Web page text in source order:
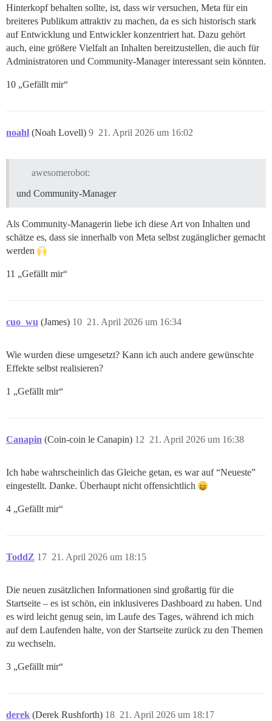
Hinterkopf behalten sollte, ist, dass wir versuchen, Meta für ein
breiteres Publikum attraktiv zu machen, da es sich historisch stark
auf Entwicklung und Entwickler konzentriert hat. Dazu gehört
auch, eine größere Vielfalt an Inhalten bereitzustellen, die auch für
Administratoren und Community-Manager interessant sein könnten.
10 „Gefällt mir“
noahl (Noah Lovell) 21. April 2026 um 16:02
9
awesomerobot:
und Community-Manager
Als Community-Managerin liebe ich diese Art von Inhalten und
schätze es, dass sie innerhalb von Meta selbst zugänglicher gemacht
werden
11 „Gefällt mir“
cuo_wu (James) 21. April 2026 um 16:34
10
Wie wurden diese umgesetzt? Kann ich auch andere gewünschte
Effekte selbst realisieren?
1 „Gefällt mir“
Canapin (Coin-coin le Canapin) 21. April 2026 um 16:38
12
Ich habe wahrscheinlich das Gleiche getan, es war auf “Neueste”
eingestellt. Danke. Überhaupt nicht offensichtlich
4 „Gefällt mir“
ToddZ 21. April 2026 um 18:15
17
Die neuen zusätzlichen Informationen sind großartig für die
Startseite – es ist schön, ein inklusiveres Dashboard zu haben. Und
es wird leicht genug sein, im Laufe des Tages, während ich mich
auf dem Laufenden halte, von der Startseite zurück zu den Themen
zu wechseln.
3 „Gefällt mir“
derek (Derek Rushforth) 21. April 2026 um 18:17
18